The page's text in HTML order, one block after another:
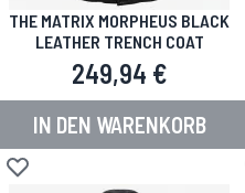
THE MATRIX MORPHEUS BLACK
LEATHER TRENCH COAT
249,94 €
IN DEN WARENKORB
Zur Wunschliste hinzufügen